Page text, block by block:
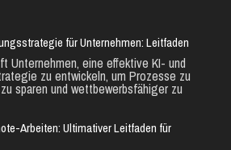
für Unternehmen: Leitfaden
Unternehmen, eine effektive KI- und
zu entwickeln, um Prozesse zu
sparen und wettbewerbsfähiger zu
Arbeiten: Ultimativer Leitfaden für